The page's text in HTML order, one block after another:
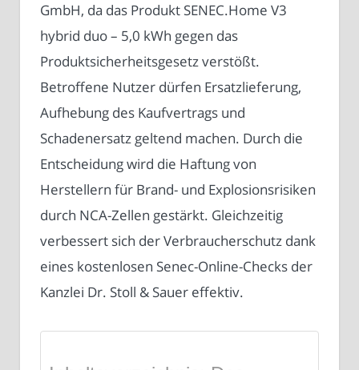
GmbH, da das Produkt SENEC.Home V3
hybrid duo – 5,0 kWh gegen das
Produktsicherheitsgesetz verstößt.
Betroffene Nutzer dürfen Ersatzlieferung,
Aufhebung des Kaufvertrags und
Schadenersatz geltend machen. Durch die
Entscheidung wird die Haftung von
Herstellern für Brand- und Explosionsrisiken
durch NCA-Zellen gestärkt. Gleichzeitig
verbessert sich der Verbraucherschutz dank
eines kostenlosen Senec-Online-Checks der
Kanzlei Dr. Stoll & Sauer effektiv.